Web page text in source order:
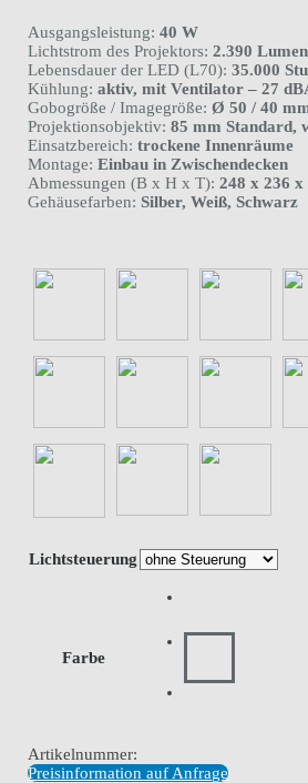
Ausgangsleistung:40 W
Lichtstrom des Projektors:2.390 Lumen
Lebensdauer der LED (L70):35.000
Kühlung:aktiv, mit Ventilator – 27
Gobogröße / Imagegröße:Ø 50 / 40
Projektionsobjektiv:85 mm Standard,
Einsatzbereich:trockene Innenräume
Montage: Einbau in Zwischendecken
Abmessungen (B x H x T):248 x 236 x
Gehäusefarben: Silber, Weiß, Schwarz
Lichtsteuerung
Farbe
Artikelnummer:
Preisinformation auf Anfrage